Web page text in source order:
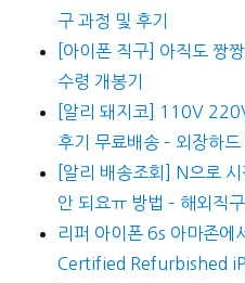
구 과정 및 후기
[아이폰 직구] 아직도 짱
수령 개봉기
[알리 돼지코] 110V
후기 무료배송 – 외장하드
[알리 배송조회] N으로
안 되요ㅠ 방법 – 해외직
리퍼 아이폰 6s 아마존
Certified Refurbished